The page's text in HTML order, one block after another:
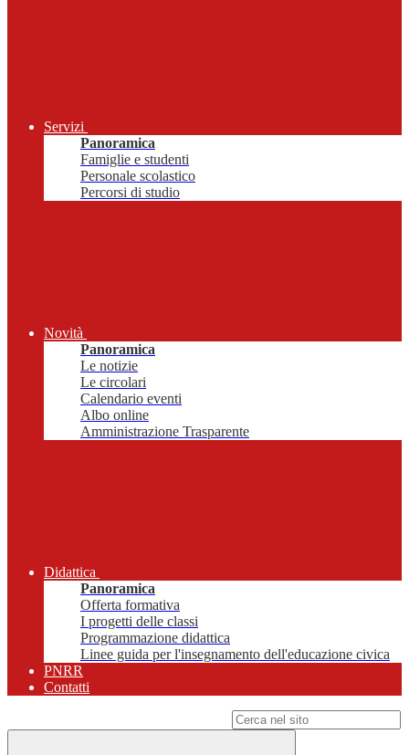
Servizi
Panoramica
Famiglie e studenti
Personale scolastico
Percorsi di studio
Novità
Panoramica
Le notizie
Le circolari
Calendario eventi
Albo online
Amministrazione Trasparente
Didattica
Panoramica
Offerta formativa
I progetti delle classi
Programmazione didattica
Linee guida per l'insegnamento dell'educazione civica
PNRR
Contatti